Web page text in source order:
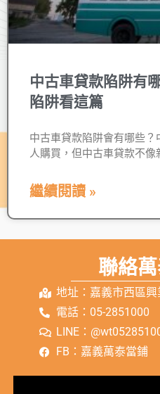
中古車貸款陷阱有
陷阱看這篇
中古車貸款陷阱會有哪些
人購買，但中古車貸款不像
繼續閱讀 »
聯絡
地址：嘉義市西區
電話：05-2851000
LINE：
FB：嘉義萬泰當鋪